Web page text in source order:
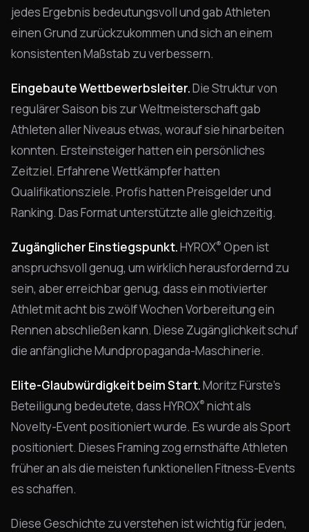
jedes Ergebnis bedeutungsvoll und gab Athleten
einen Grund zurückzukommen und sich an einem
konsistenten Maßstab zu verbessern.
Eingebaute Wettbewerbsleiter.Die Struktur von
regulärer Saison bis zur Weltmeisterschaft gab
Athleten aller Niveaus etwas, worauf sie hinarbeiten
konnten. Ersteinsteiger hatten ein persönliches
Zeitziel. Erfahrene Wettkämpfer hatten
Qualifikationsziele. Profis hatten Preisgelder und
Ranking. Das Format unterstützte alle gleichzeitig.
Zugänglicher Einstiegspunkt.HYROX® Open ist
anspruchsvoll genug, um wirklich herausfordernd zu
sein, aber erreichbar genug, dass ein motivierter
Athlet mit acht bis zwölf Wochen Vorbereitung ein
Rennen abschließen kann. Diese Zugänglichkeit schuf
die anfängliche Mundpropaganda-Maschinerie.
Elite-Glaubwürdigkeit beim Start.Moritz Fürste's
Beteiligung bedeutete, dass HYROX® nicht als
Novelty-Event positioniert wurde. Es wurde als Sport
positioniert. Dieses Framing zog ernsthäfte Athleten
früher an als die meisten funktionellen Fitness-Events
es schaffen.
Diese Geschichte zu verstehen ist wichtig für jeden,